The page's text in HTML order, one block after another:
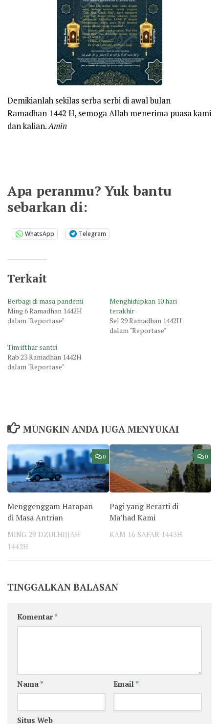
Demikianlah sekilas serba serbi di awal bulan
Ramadhan 1442 H, semoga Allah menerima puasa kami
dan kalian.Amin
Apa peranmu? Yuk bantu
sebarkan di:
WhatsApp Telegram
Terkait
Berbagi di masa pandemi
Ming 6 Ramadhan 1442H
dalam "Reportase"
Menghidupkan 10 hari
terakhir
Sel 29 Ramadhan 1442H
dalam "Reportase"
Tim ifthar santri
Rab 23 Ramadhan 1442H
dalam "Reportase"
MUNGKIN ANDA JUGA MENYUKAI
0
Menggenggam Harapan
di Masa Antrian
MING 29 DZULHIJJAH
1442H
0
Pagi yang Berarti di
Ma’had Kami
KAM 16 SAFAR 1443H
TINGGALKAN BALASAN
Komentar*
Nama * Email *
Situs Web